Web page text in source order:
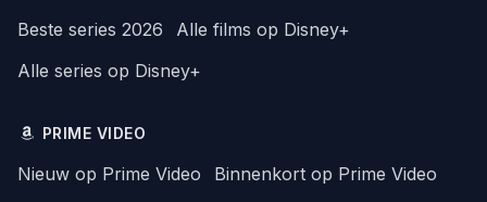
Beste series 2026
Alle films op Disney+
Alle series op Disney+
PRIME VIDEO
Nieuw op Prime Video
Binnenkort op Prime Video